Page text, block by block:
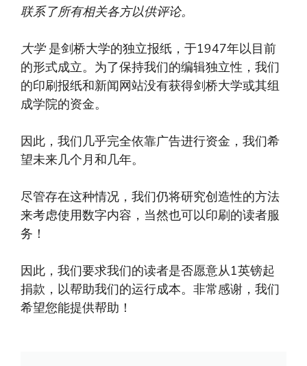
联系了所有相关各方以供评论。
大学是剑桥大学的独立报纸，于1947年以目前
的形式成立。为了保持我们的编辑独立性，我们
的印刷报纸和新闻网站没有获得剑桥大学或其组
成学院的资金。
因此，我们几乎完全依靠广告进行资金，我们希
望未来几个月和几年。
尽管存在这种情况，我们仍将研究创造性的方法
来考虑使用数字内容，当然也可以印刷的读者服
务！
因此，我们要求我们的读者是否愿意从1英镑起
捐款，以帮助我们的运行成本。非常感谢，我们
希望您能提供帮助！